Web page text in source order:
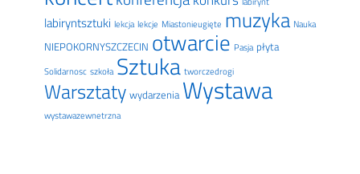
labiryntsztuki lekcja lekcje Miastonieugięte muzyka Nauka
NIEPOKORNYSZCZECIN otwarcie Pasja płyta
Solidarnosc szkoła Sztuka tworczedrogi
Warsztaty wydarzenia Wystawa
wystawazewnetrzna